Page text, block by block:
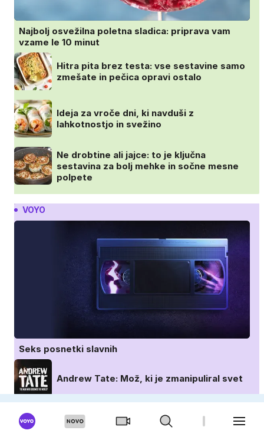
Najbolj osvežilna poletna sladica: priprava vam
vzame le 10 minut
Hitra pita brez testa: vse sestavine samo
zmešate in pečica opravi ostalo
Ideja za vroče dni, ki navduši z
lahkotnostjo in svežino
Ne drobtine ali jajce: to je ključna
sestavina za bolj mehke in sočne mesne
polpete
VOYO
Seks posnetki slavnih
Andrew Tate: Mož, ki je zmanipuliral svet
Poroka na prvi pogled: Avstralija